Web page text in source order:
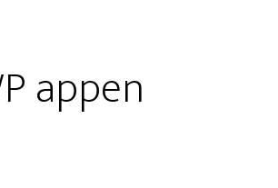
appen